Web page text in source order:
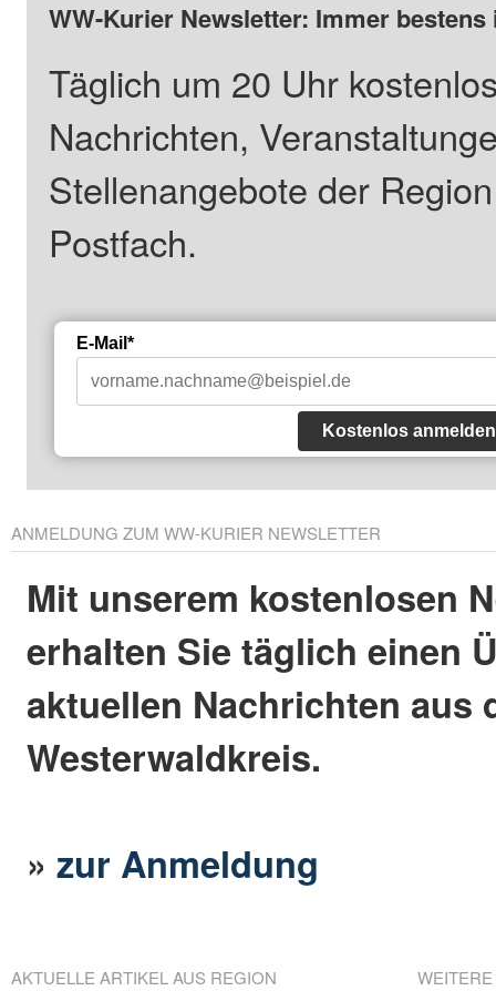
WW-Kurier Newsletter: Immer
Täglich um 20 Uhr
Nachrichten,
Stellenangebote der
Postfach.
E-Mail*
Kostenlos anmelden
ANMELDUNG ZUM WW-KURIER NEWSLETTER
Mit unserem kostenlosen
erhalten Sie täglich einen
aktuellen Nachrichten aus
Westerwaldkreis.
»zur Anmeldung
AKTUELLE ARTIKEL AUS REGION